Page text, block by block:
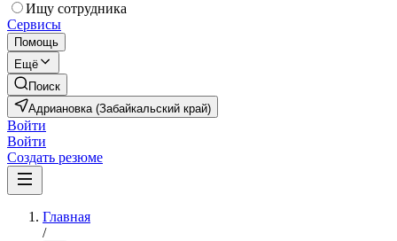
Ищу сотрудника
Сервисы
Помощь
Ещё
Поиск
Адриановка (Забайкальский край)
Войти
Войти
Создать резюме
Главная
/